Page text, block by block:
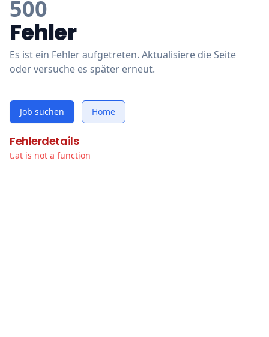
500
Fehler
Es ist ein Fehler aufgetreten. Aktualisiere die Seite
oder versuche es später erneut.
Job suchen Home
Fehlerdetails
t.at is not a function